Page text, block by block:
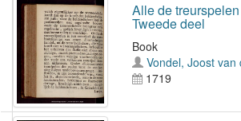
Alle de
Tweede deel
Book
Vondel, Joost
1719